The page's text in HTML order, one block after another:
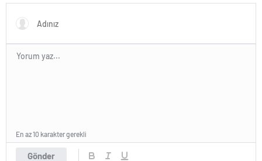
propagandasını
yasaklayacağız’
Gönder
En az 10 karakter gerekli